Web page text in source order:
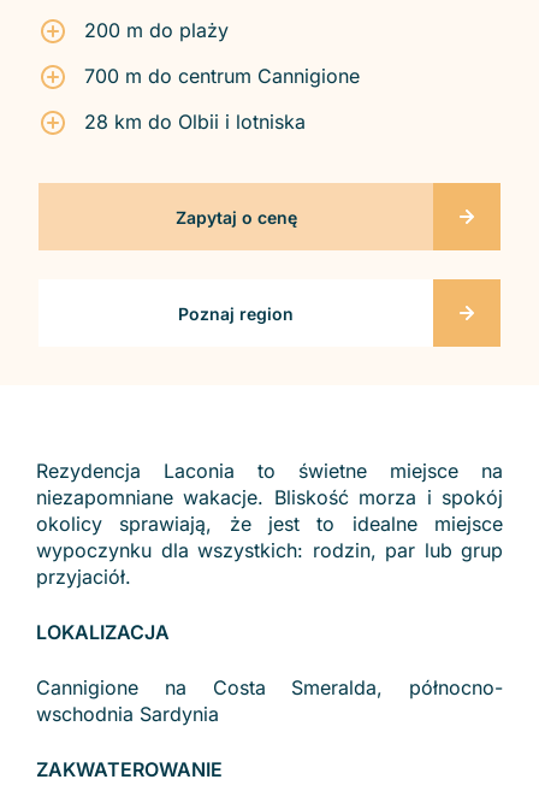
200 m do plaży
700 m do centrum Cannigione
28 km do Olbii i lotniska
Zapytaj o cenę
Poznaj region
Rezydencja Laconia to świetne miejsce na
niezapomniane wakacje. Bliskość morza i spokój
okolicy sprawiają, że jest to idealne miejsce
wypoczynku dla wszystkich: rodzin, par lub grup
przyjaciół.
LOKALIZACJA
Cannigione na Costa Smeralda, północno-
wschodnia Sardynia
ZAKWATEROWANIE